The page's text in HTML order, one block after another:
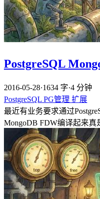
PostgreSQL
2016-05-28·1634 字·4 分钟
PostgreSQL PG管理 扩展
最近有业务要求通过
MongoDB FDW编译起来真